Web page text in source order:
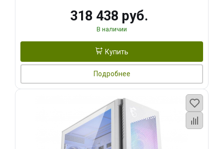
318 438 руб.
В наличии
Купить
Подробнее